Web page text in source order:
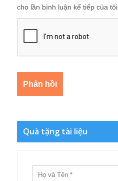
cho lần bình luận kế tiếp của tôi.
Quà tặng tài liệu